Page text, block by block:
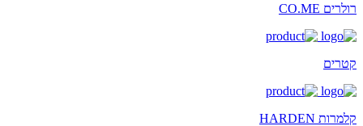
רולרים CO.ME
קטרים
קלמרות HARDEN